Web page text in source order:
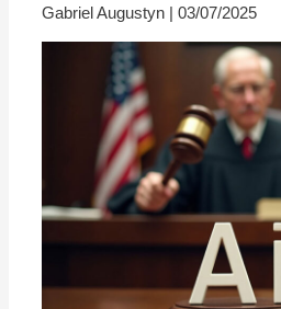
Gabriel Augustyn 03/07/2025